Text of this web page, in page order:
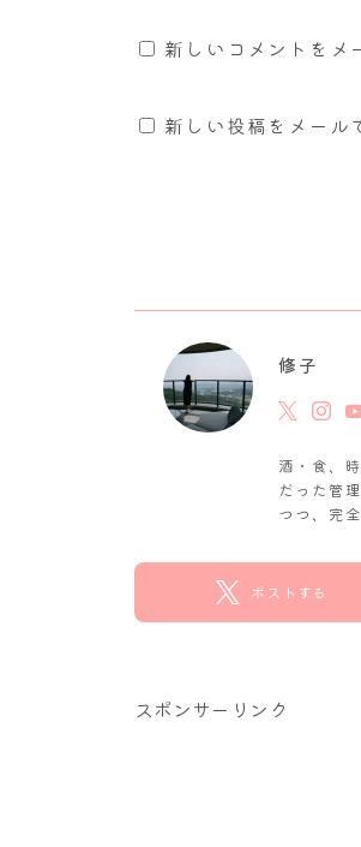
新しいコメントをメ
新しい投稿をメール
修子
酒・食、
だった管
つつ、完
ポストする
スポンサーリンク